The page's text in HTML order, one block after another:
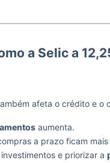
a Selic a
afeta o crédito e o
aumenta.
a prazo ficam mais
e priorizar a